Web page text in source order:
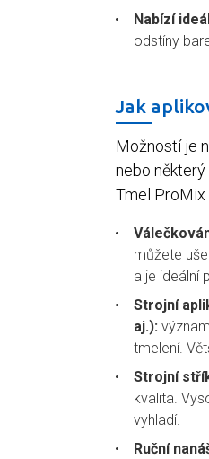
Nabízí
odstíny
Jak
Možností je
nebo
Tmel
můžete
a je ideální
Strojní
aj.):
tmelení.
Strojní
kvalita.
vyhladí.
Ruční